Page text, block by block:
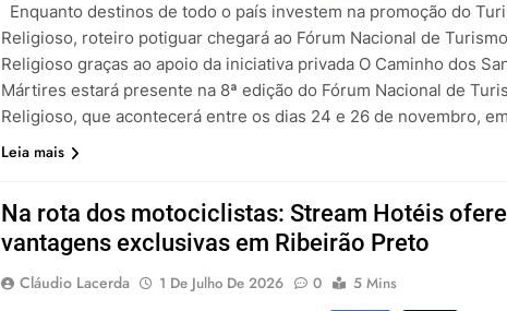
Enquanto destinos de todo o país investem na promoção do
Religioso, roteiro potiguar chegará ao Fórum Nacional de Turismo
Religioso graças ao apoio da iniciativa privada O Caminho dos
Mártires estará presente na 8ª edição do Fórum Nacional de
Religioso, que acontecerá entre os dias 24 e 26 de novembro,
Leia mais
Na rota dos motociclistas: Stream Hotéis
vantagens exclusivas em Ribeirão Preto
Cláudio Lacerda 1 De Julho De 2026 0 5 Mins